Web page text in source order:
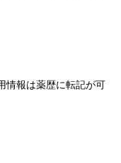
情報は薬歴に転記が可